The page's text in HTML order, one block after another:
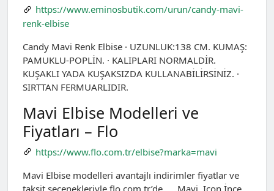
https://www.eminosbutik.com/urun/candy-mavi-
renk-elbise
Candy Mavi Renk Elbise · UZUNLUK:138 CM. KUMAŞ:
PAMUKLU-POPLİN. · KALIPLARI NORMALDİR.
KUŞAKLI YADA KUŞAKSIZDA KULLANABİLİRSİNİZ. ·
SIRTTAN FERMUARLIDIR.
Mavi Elbise Modelleri ve
Fiyatları – Flo
https://www.flo.com.tr/elbise?marka=mavi
Mavi Elbise modelleri avantajlı indirimler fiyatlar ve